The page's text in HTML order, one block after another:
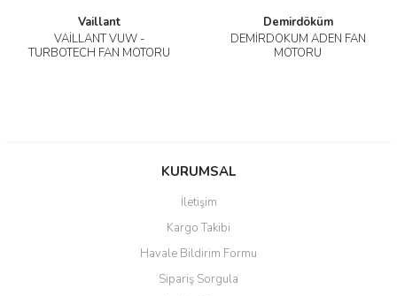
Vaillant
VAİLLANT VUW -
TURBOTECH FAN MOTORU
Demirdöküm
DEMİRDÖKÜM ADEN FAN
MOTORU
KURUMSAL
İletişim
Kargo Takibi
Havale Bildirim Formu
Sipariş Sorgula